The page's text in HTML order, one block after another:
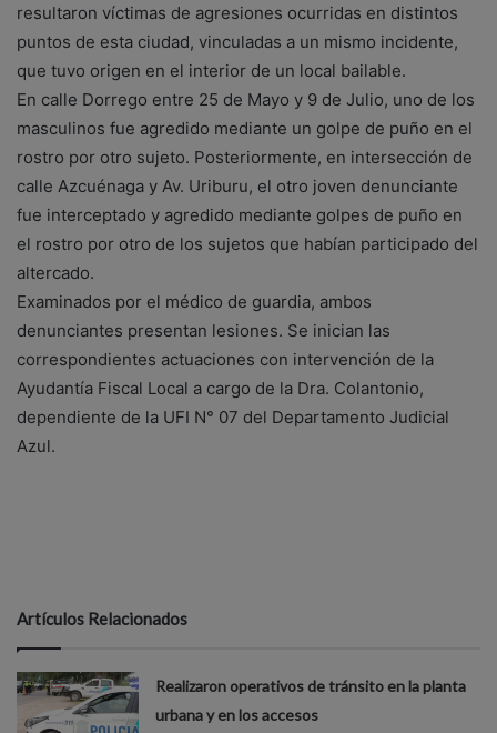
resultaron víctimas de agresiones ocurridas en distintos
puntos de esta ciudad, vinculadas a un mismo incidente,
que tuvo origen en el interior de un local bailable.
En calle Dorrego entre 25 de Mayo y 9 de Julio, uno de los
masculinos fue agredido mediante un golpe de puño en el
rostro por otro sujeto. Posteriormente, en intersección de
calle Azcuénaga y Av. Uriburu, el otro joven denunciante
fue interceptado y agredido mediante golpes de puño en
el rostro por otro de los sujetos que habían participado del
altercado.
Examinados por el médico de guardia, ambos
denunciantes presentan lesiones. Se inician las
correspondientes actuaciones con intervención de la
Ayudantía Fiscal Local a cargo de la Dra. Colantonio,
dependiente de la UFI N° 07 del Departamento Judicial
Azul.
Artículos Relacionados
Realizaron operativos de tránsito en la planta
urbana y en los accesos